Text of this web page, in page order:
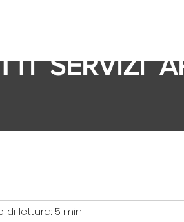
SERVIZI
di lettura: 5 min